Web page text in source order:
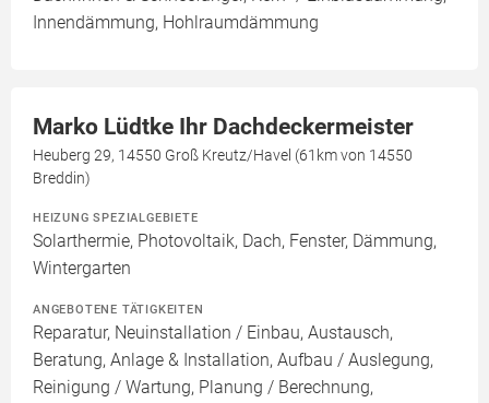
Innendämmung, Hohlraumdämmung
Marko Lüdtke Ihr Dachdeckermeister
Heuberg 29, 14550 Groß Kreutz/Havel (61km von 14550
Breddin)
HEIZUNG SPEZIALGEBIETE
Solarthermie, Photovoltaik, Dach, Fenster, Dämmung,
Wintergarten
ANGEBOTENE TÄTIGKEITEN
Reparatur, Neuinstallation / Einbau, Austausch,
Beratung, Anlage & Installation, Aufbau / Auslegung,
Reinigung / Wartung, Planung / Berechnung,